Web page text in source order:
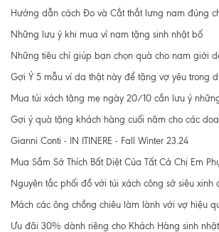
Hướng dẫn cách Đo và Cắt thắt lưng nam đúng
Những lưu ý khi mua ví nam tặng sinh nhật bố
Những tiêu chí giúp bạn chọn quà cho nam giới
Gợi Ý 5 mẫu ví da thật này để tặng vợ yêu trong
Mua túi xách tặng mẹ ngày 20/10 cần lưu ý
Gợi ý quà tặng khách hàng cuối năm cho các
Gianni Conti - IN ITINERE - Fall Winter 23.24
Mua Sắm Sở Thích Bất Diệt Của Tất Cả Chị Em
Nguyên tắc phối đồ với túi xách công sở siêu xinh
Mách các ông chồng chiêu làm lành với vợ hiệu
Ưu đãi 30% dành riêng cho Khách Hàng sinh